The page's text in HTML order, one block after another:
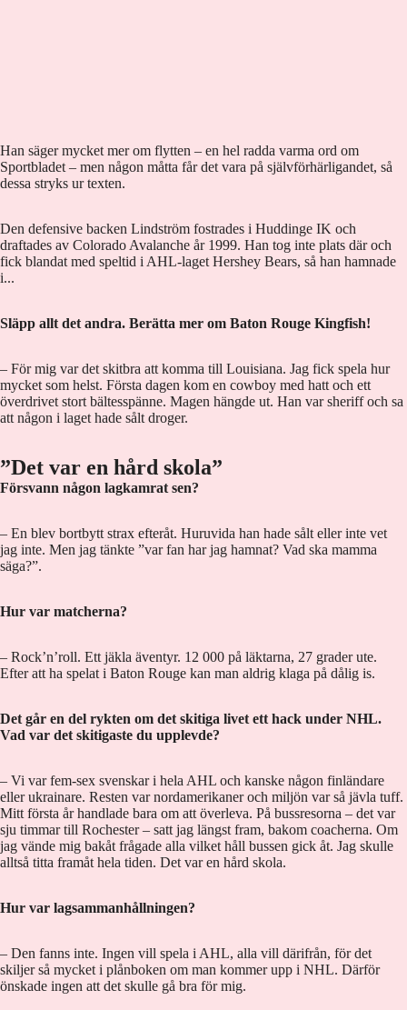
Han säger mycket mer om flytten – en hel radda varma ord om
Sportbladet – men någon måtta får det vara på självförhärligandet, så
dessa stryks ur texten.
Den defensive backen Lindström fostrades i Huddinge IK och
draftades av Colorado Avalanche år 1999. Han tog inte plats där och
fick blandat med speltid i AHL-laget Hershey Bears, så han hamnade
i...
Släpp allt det andra. Berätta mer om Baton Rouge Kingfish!
– För mig var det skitbra att komma till Louisiana. Jag fick spela hur
mycket som helst. Första dagen kom en cowboy med hatt och ett
överdrivet stort bältesspänne. Magen hängde ut. Han var sheriff och sa
att någon i laget hade sålt droger.
”Det var en hård skola”
Försvann någon lagkamrat sen?
– En blev bortbytt strax efteråt. Huruvida han hade sålt eller inte vet
jag inte. Men jag tänkte ”var fan har jag hamnat? Vad ska mamma
säga?”.
Hur var matcherna?
– Rock’n’roll. Ett jäkla äventyr. 12 000 på läktarna, 27 grader ute.
Efter att ha spelat i Baton Rouge kan man aldrig klaga på dålig is.
Det går en del rykten om det skitiga livet ett hack under NHL.
Vad var det skitigaste du upplevde?
– Vi var fem-sex svenskar i hela AHL och kanske någon finländare
eller ukrainare. Resten var nordamerikaner och miljön var så jävla tuff.
Mitt första år handlade bara om att överleva. På bussresorna – det var
sju timmar till Rochester – satt jag längst fram, bakom coacherna. Om
jag vände mig bakåt frågade alla vilket håll bussen gick åt. Jag skulle
alltså titta framåt hela tiden. Det var en hård skola.
Hur var lagsammanhållningen?
– Den fanns inte. Ingen vill spela i AHL, alla vill därifrån, för det
skiljer så mycket i plånboken om man kommer upp i NHL. Därför
önskade ingen att det skulle gå bra för mig.